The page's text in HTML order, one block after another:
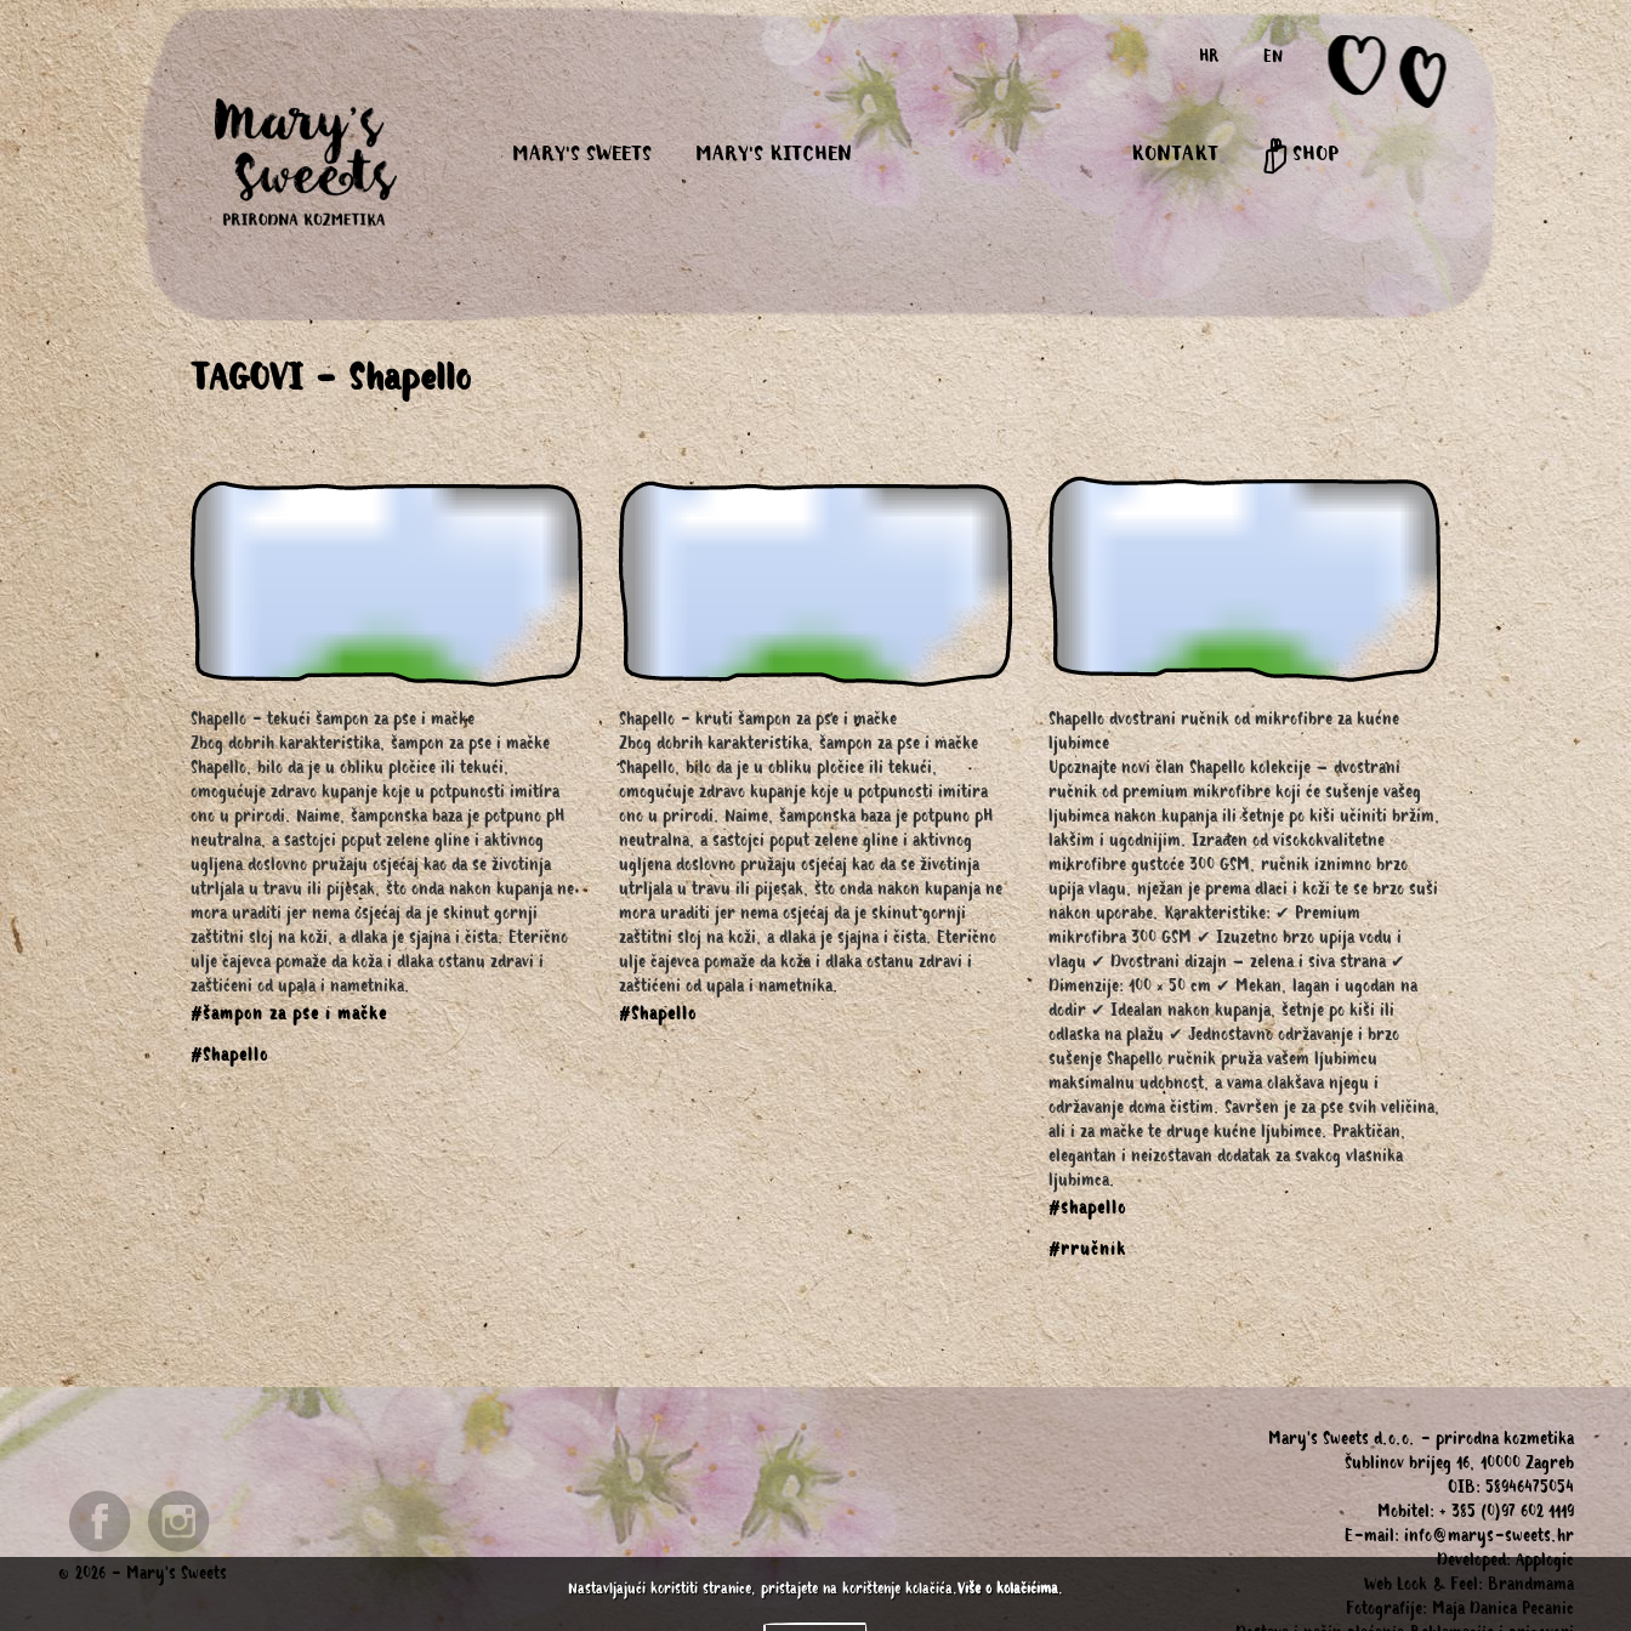
HR EN
MARY'S SWEETS MARY'S KITCHEN KONTAKT SHOP
TAGOVI - Shapello
Shapello - tekući šampon za pse i mačke
Zbog dobrih karakteristika, šampon za pse i mačke
Shapello, bilo da je u obliku pločice ili tekući,
omogućuje zdravo kupanje koje u potpunosti imitira
ono u prirodi. Naime, šamponska baza je potpuno pH
neutralna, a sastojci poput zelene gline i aktivnog
ugljena doslovno pružaju osjećaj kao da se životinja
utrljala u travu ili pijesak, što onda nakon kupanja ne
mora uraditi jer nema osjećaj da je skinut gornji
zaštitni sloj na koži, a dlaka je sjajna i čista. Eterično
ulje čajevca pomaže da koža i dlaka ostanu zdravi i
zaštićeni od upala i nametnika.
#šampon za pse i mačke
#Shapello
Shapello - kruti šampon za pse i mačke
Zbog dobrih karakteristika, šampon za pse i mačke
Shapello, bilo da je u obliku pločice ili tekući,
omogućuje zdravo kupanje koje u potpunosti imitira
ono u prirodi. Naime, šamponska baza je potpuno pH
neutralna, a sastojci poput zelene gline i aktivnog
ugljena doslovno pružaju osjećaj kao da se životinja
utrljala u travu ili pijesak, što onda nakon kupanja ne
mora uraditi jer nema osjećaj da je skinut gornji
zaštitni sloj na koži, a dlaka je sjajna i čista. Eterično
ulje čajevca pomaže da koža i dlaka ostanu zdravi i
zaštićeni od upala i nametnika.
#Shapello
Shapello dvostrani ručnik od mikrofibre za kućne
ljubimce
Upoznajte novi član Shapello kolekcije – dvostrani
ručnik od premium mikrofibre koji će sušenje vašeg
ljubimca nakon kupanja ili šetnje po kiši učiniti bržim,
lakšim i ugodnijim. Izrađen od visokokvalitetne
mikrofibre gustoće 300 GSM, ručnik iznimno brzo
upija vlagu, nježan je prema dlaci i koži te se brzo suši
nakon uporabe. Karakteristike: ✔ Premium
mikrofibra 300 GSM ✔ Izuzetno brzo upija vodu i
vlagu ✔ Dvostrani dizajn – zelena i siva strana ✔
Dimenzije: 100 × 50 cm ✔ Mekan, lagan i ugodan na
dodir ✔ Idealan nakon kupanja, šetnje po kiši ili
odlaska na plažu ✔ Jednostavno održavanje i brzo
sušenje Shapello ručnik pruža vašem ljubimcu
maksimalnu udobnost, a vama olakšava njegu i
održavanje doma čistim. Savršen je za pse svih veličina,
ali i za mačke te druge kućne ljubimce. Praktičan,
elegantan i neizostavan dodatak za svakog vlasnika
ljubimca.
#shapello
#rručnik
© 2026 - Mary's Sweets
Mary's Sweets d.o.o. - prirodna kozmetika
Šublinov brijeg 16, 10000 Zagreb
OIB: 58946475054
Mobitel: + 385 (0)97 602 1119
E-mail: info@marys-sweets.hr
Developed: Applogic
Web Look & Feel: Brandmama
Fotografije: Maja Danica Pecanic
Nastavljajući koristiti stranice, pristajete na korištenje kolačića.Više o kolačićima.